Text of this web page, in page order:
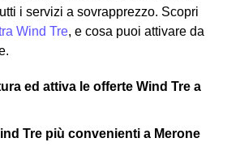
i servizi a sovrapprezzo. Scopri
Wind Tre, e cosa puoi attivare da
ed attiva le offerte Wind Tre a
Tre più convenienti a Merone